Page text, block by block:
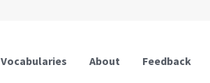
Vocabularies About Feedback